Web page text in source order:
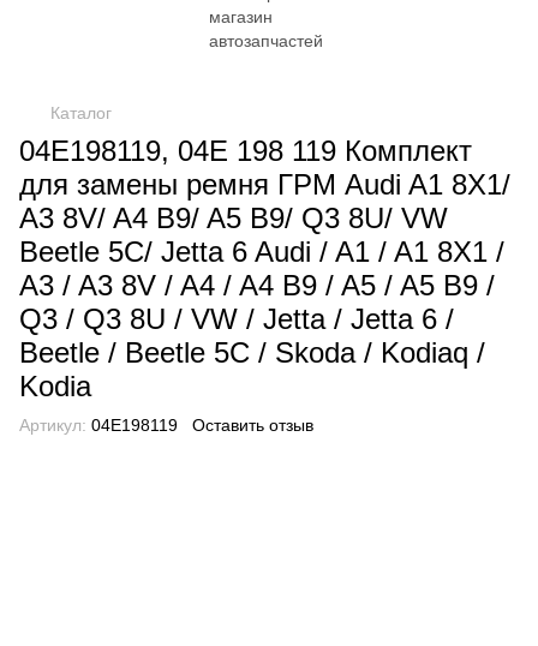
Каталог
04E198119, 04E 198 119 Комплект
для замены ремня ГРМ Audi A1 8X1/
A3 8V/ A4 B9/ A5 B9/ Q3 8U/ VW
Beetle 5C/ Jetta 6 Audi / A1 / A1 8X1 /
A3 / A3 8V / A4 / A4 B9 / A5 / A5 B9 /
Q3 / Q3 8U / VW / Jetta / Jetta 6 /
Beetle / Beetle 5C / Skoda / Kodiaq /
Kodia
Артикул: 04E198119 Оставить отзыв